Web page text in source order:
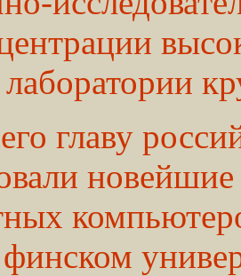
лаборатории
главу